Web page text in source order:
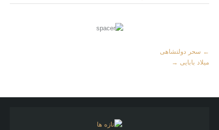
More
Articles
← سحر دولتشاهی
میلاد بابایی →